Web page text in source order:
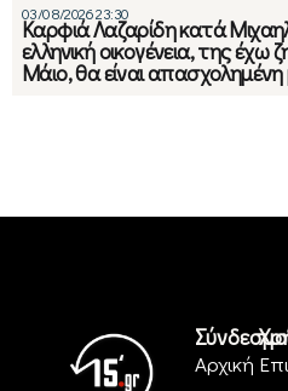
03/08/2026 23:30
Καρφιά Λαζαρίδη κατά
ελληνική οικογένεια, της
Μάιο, θα είναι
Αρχική